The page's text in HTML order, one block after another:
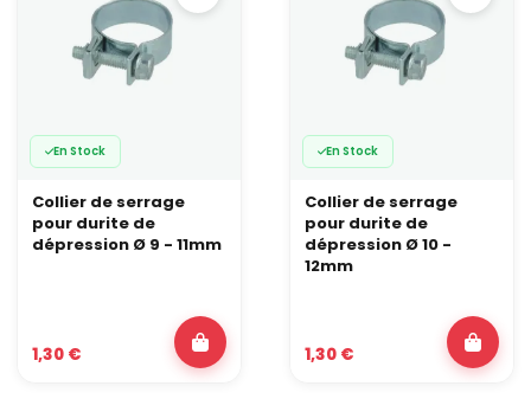
En Stock
Collier de serrage
pour durite de
dépression Ø 9 - 11mm
1,30 €
En Stock
Collier de serrage
pour durite de
dépression Ø 10 -
12mm
1,30 €